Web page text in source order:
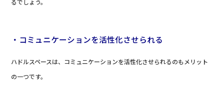
・コミュニケーションを活性化させられる
ハドルスペースは、コミュニケーションを活性化させられるのもメリット
の一つです。